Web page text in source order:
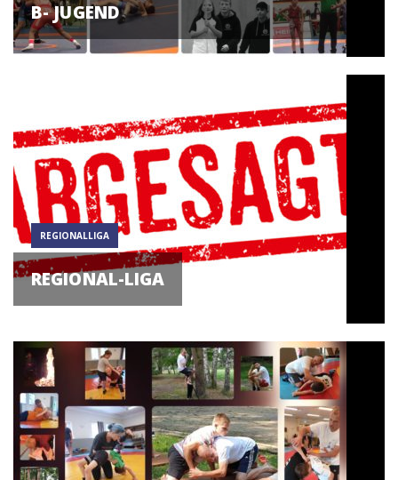
B- JUGEND
REGIONALLIGA
REGIONAL-LIGA